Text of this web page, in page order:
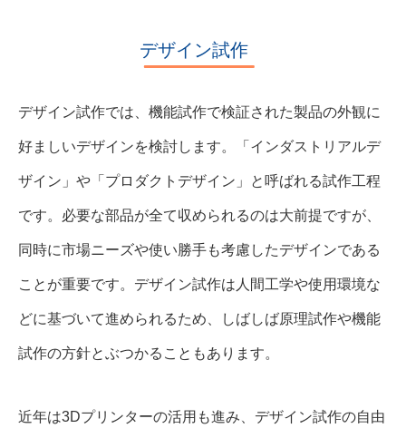
デザイン試作
デザイン試作では、機能試作で検証された製品の外観に
好ましいデザインを検討します。「インダストリアルデ
ザイン」や「プロダクトデザイン」と呼ばれる試作工程
です。必要な部品が全て収められるのは大前提ですが、
同時に市場ニーズや使い勝手も考慮したデザインである
ことが重要です。デザイン試作は人間工学や使用環境な
どに基づいて進められるため、しばしば原理試作や機能
試作の方針とぶつかることもあります。
近年は3Dプリンターの活用も進み、デザイン試作の自由